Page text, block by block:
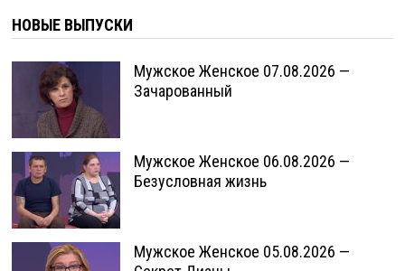
НОВЫЕ ВЫПУСКИ
Мужское Женское 07.08.2026 —
Зачарованный
Мужское Женское 06.08.2026 —
Безусловная жизнь
Мужское Женское 05.08.2026 —